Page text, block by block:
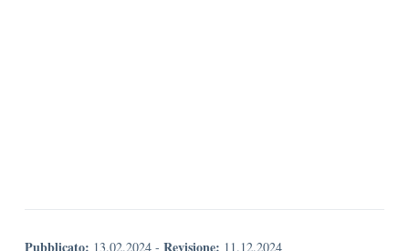
Pubblicato: 13.02.2024 - Revisione: 11.12.2024